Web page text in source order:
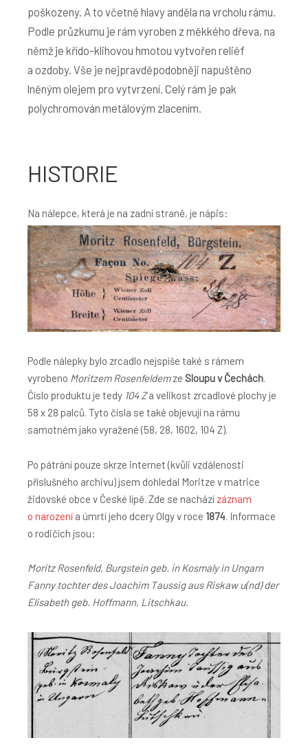
poškozeny. A to včetně hlavy anděla na vrcholu rámu.
Podle průzkumu je rám vyroben z měkkého dřeva, na
němž je křído-klihovou hmotou vytvořen reliéf
a ozdoby. Vše je nejpravděpodobněji napuštěno
lněným olejem pro vytvrzení. Celý rám je pak
polychromován metálovým zlacením.
HISTORIE
Na nálepce, která je na zadní straně, je nápis:
Podle nálepky bylo zrcadlo nejspíše také s rámem
vyrobeno Moritzem Rosenfeldemze Sloupu v Čechách.
Číslo produktu je tedy 104 Za velikost zrcadlové plochy je
58 x 28 palců. Tyto čísla se také objevují na rámu
samotném jako vyražené (58, 28, 1602, 104 Z).
Po pátrání pouze skrze internet (kvůli vzdálenosti
příslušného archivu) jsem dohledal Moritze v matrice
židovské obce v České lípě. Zde se nachází záznam
o narození a úmrtí jeho dcery Olgy v roce 1874. Informace
o rodičích jsou:
Moritz Rosenfeld, Burgstein geb. in Kosmaly in Ungarn
Fanny tochter des Joachim Taussig aus Riskaw u(nd) der
Elisabeth geb. Hoffmann, Litschkau.